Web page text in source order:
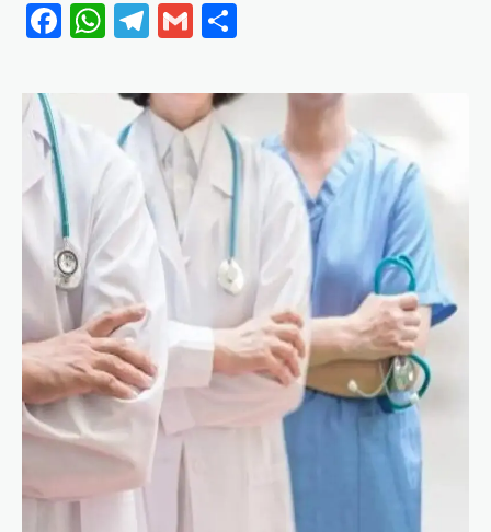
Facebook
WhatsApp
Telegram
Gmail